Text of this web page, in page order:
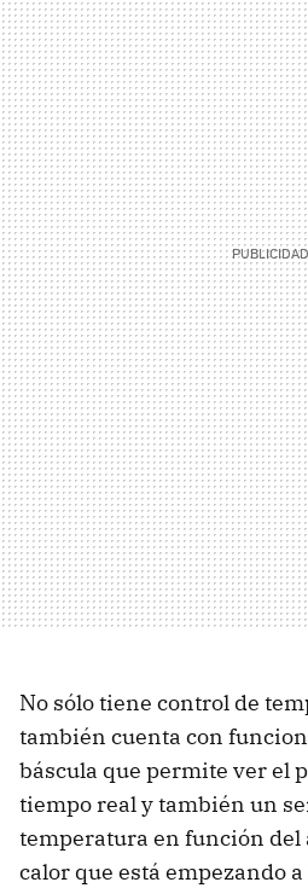
No sólo tiene control de
también cuenta con
báscula que permite ver el
tiempo real y también un
temperatura en función del
calor que está empezando